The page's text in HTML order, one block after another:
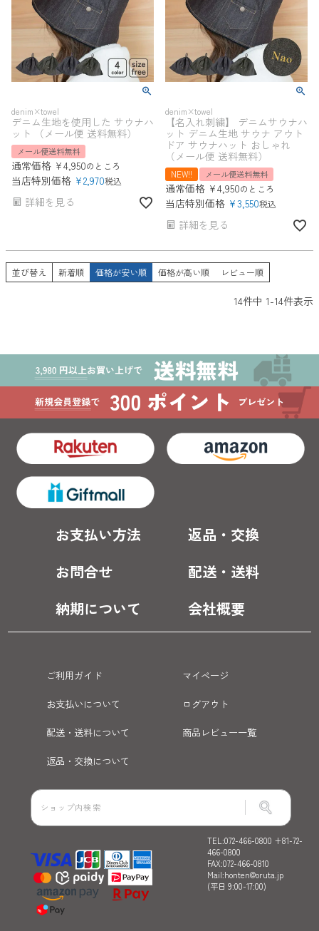
denim×towel
デニム生地を使用した サウナハ
ット （メール便 送料無料）
メール便送料無料
通常価格 ¥4,950のところ
当店特別価格 ¥2,970税込
詳細を見る
denim×towel
【名入れ刺繍】 デニムサウナハ
ット デニム生地 サウナ アウト
ドア サウナハット おしゃれ
（メール便 送料無料）
NEW!! メール便送料無料
通常価格 ¥4,950のところ
当店特別価格 ¥3,550税込
詳細を見る
並び替え 新着順 価格が安い順 価格が高い順 レビュー順
14件中 1-14件表示
お支払い方法
返品・交換
お問合せ
配送・送料
納期について
会社概要
ご利用ガイド
マイページ
お支払いについて
ログアウト
配送・送料について
商品レビュー一覧
返品・交換について
TEL:072-466-0800 +81-72-
466-0800
FAX:072-466-0810
Mail:honten@oruta.jp
(平日 9:00-17:00)